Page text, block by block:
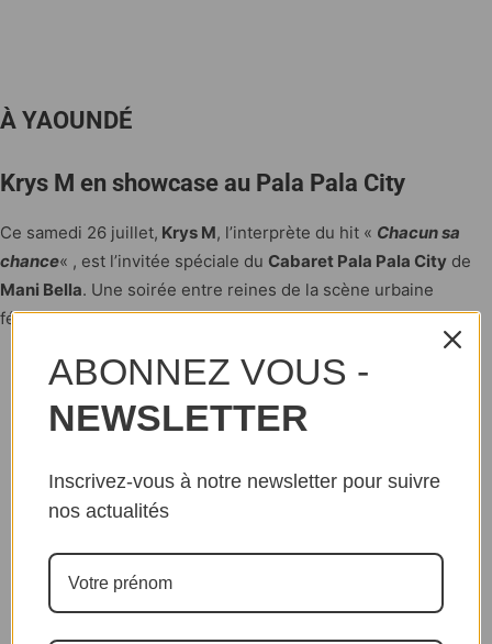
À YAOUNDÉ
Krys M en showcase au Pala Pala City
Ce samedi 26 juillet, Krys M, l’interprète du hit « Chacun sa
chance« , est l’invitée spéciale du Cabaret Pala Pala City de
Mani Bella. Une soirée entre reines de la scène urbaine
féminine à ne pas manquer.
ABONNEZ VOUS -
NEWSLETTER
Inscrivez-vous à notre newsletter pour suivre
nos actualités